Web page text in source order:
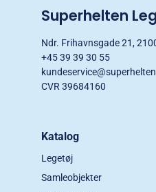
Superhelten
Ndr. Frihavnsgade 21,
+45 39 39 30 55
CVR 39684160
Katalog
Legetøj
Samleobjekter